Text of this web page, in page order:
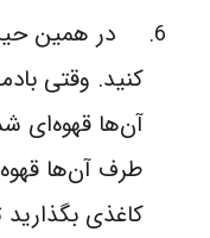
در همین
کنید. وقتی
آن‌ها قهوه‌ای
طرف آن‌ها
کاغذی